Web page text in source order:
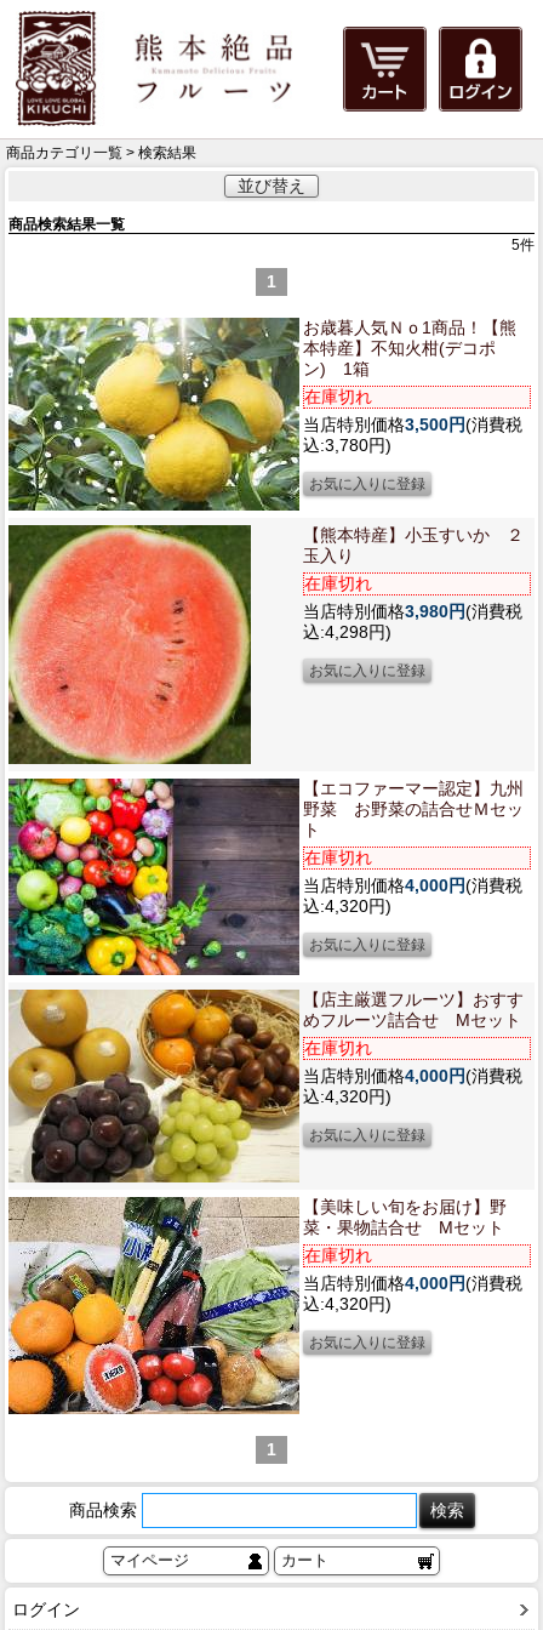
商品カテゴリ一覧 > 検索結果
並び替え
商品検索結果一覧
5件
1
お歳暮人気Ｎｏ1商品！【熊
本特産】 不知火柑(デコポ
ン) 1箱
在庫切れ
当店特別価格3,500円(消費税
込:3,780円)
【熊本特産】 小玉すいか ２
玉入り
在庫切れ
当店特別価格3,980円(消費税
込:4,298円)
【エコファーマー認定】 九州
野菜 お野菜の詰合せＭセッ
ト
在庫切れ
当店特別価格4,000円(消費税
込:4,320円)
【店主厳選フルーツ】 おすす
めフルーツ詰合せ Mセット
在庫切れ
当店特別価格4,000円(消費税
込:4,320円)
【美味しい旬をお届け】 野
菜・果物詰合せ Mセット
在庫切れ
当店特別価格4,000円(消費税
込:4,320円)
1
商品検索
マイページ カート
ログイン